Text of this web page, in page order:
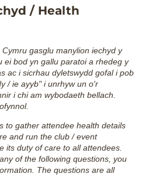
/ Health
gasglu manylion iechyd y
ei bod yn gallu paratoi a rhedeg y
ac i sicrhau dyletswydd gofal i pob
/ ie ayyb" i unrhyw un o'r
i chi am wybodaeth bellach.
to gather attendee health details
and run the club / event
its duty of care to all attendees.
of the following questions, you
The questions are all